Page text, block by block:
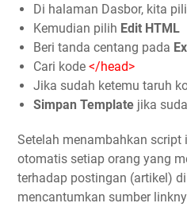
Di halaman Dasbor, kita
Kemudian pilih Edit HTML
Beri tanda centang pada
Cari kode </head>
Jika sudah ketemu taruh
Simpan Template jika
Setelah menambahkan script
otomatis setiap orang yang
terhadap postingan (artikel)
mencantumkan sumber